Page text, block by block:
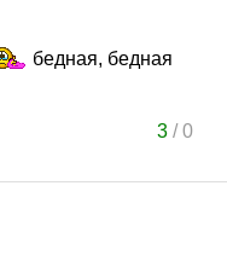
бедная, бедная
3/0